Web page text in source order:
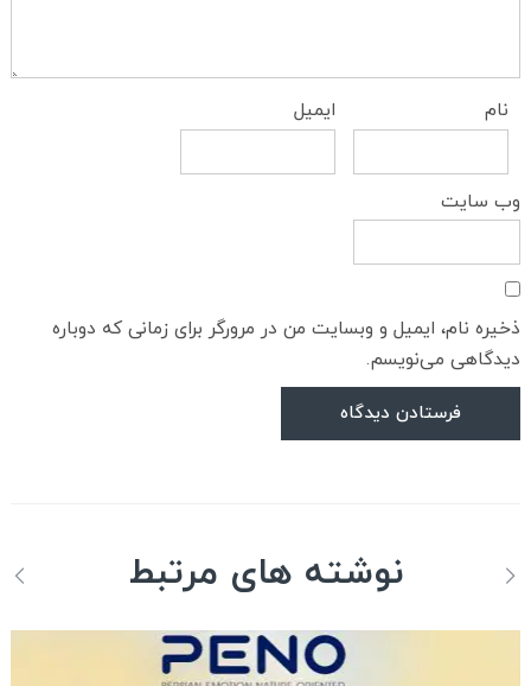
نام ایمیل
وب‌ سایت
ذخیره نام، ایمیل و وبسایت من در مرورگر برای زمانی که دوباره
دیدگاهی می‌نویسم.
نوشته های مرتبط